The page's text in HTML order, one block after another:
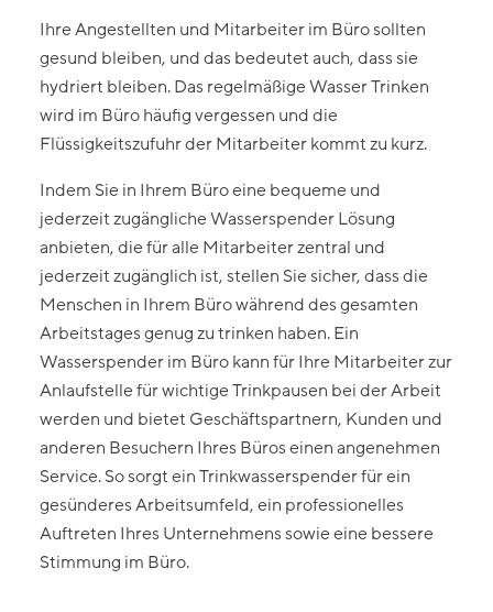
Ihre Angestellten und Mitarbeiter im Büro sollten
gesund bleiben, und das bedeutet auch, dass sie
hydriert bleiben. Das regelmäßige Wasser Trinken
wird im Büro häufig vergessen und die
Flüssigkeitszufuhr der Mitarbeiter kommt zu kurz.
Indem Sie in Ihrem Büro eine bequeme und
jederzeit zugängliche Wasserspender Lösung
anbieten, die für alle Mitarbeiter zentral und
jederzeit zugänglich ist, stellen Sie sicher, dass die
Menschen in Ihrem Büro während des gesamten
Arbeitstages genug zu trinken haben. Ein
Wasserspender im Büro kann für Ihre Mitarbeiter zur
Anlaufstelle für wichtige Trinkpausen bei der Arbeit
werden und bietet Geschäftspartnern, Kunden und
anderen Besuchern Ihres Büros einen angenehmen
Service. So sorgt ein Trinkwasserspender für ein
gesünderes Arbeitsumfeld, ein professionelles
Auftreten Ihres Unternehmens sowie eine bessere
Stimmung im Büro.